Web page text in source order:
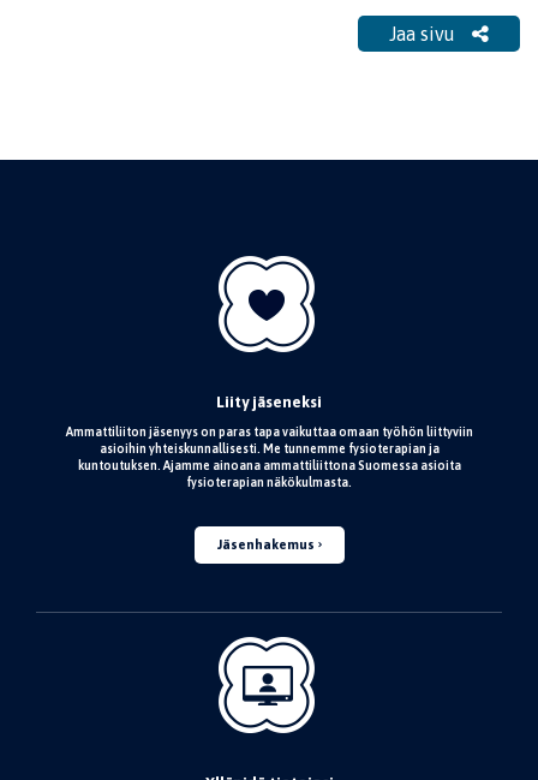
Jaa sivu
Liity jäseneksi
Ammattiliiton jäsenyys on paras tapa vaikuttaa omaan työhön liittyviin
asioihin yhteiskunnallisesti. Me tunnemme fysioterapian ja
kuntoutuksen. Ajamme ainoana ammattiliittona Suomessa asioita
fysioterapian näkökulmasta.
Jäsenhakemus